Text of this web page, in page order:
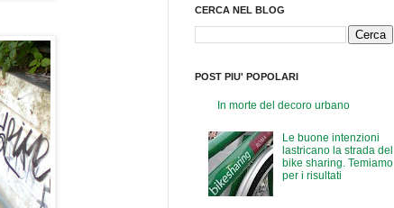
CERCA NEL BLOG
POST PIU' POPOLARI
In morte del decoro urbano
Le buone intenzioni
lastricano la strada del
bike sharing. Temiamo
per i risultati